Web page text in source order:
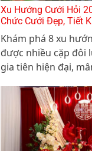
Xu Hướng Cưới Hỏi
Chức Cưới Đẹp, Tiết
Khám phá 8 xu
được nhiều cặp đôi
gia tiên hiện đại,
tiết kiệm nhưng